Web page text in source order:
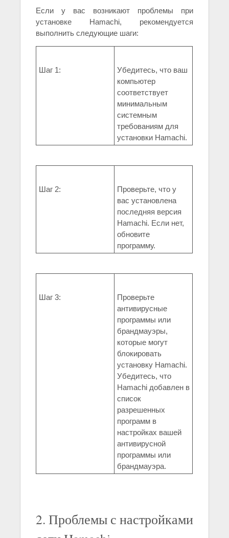
Если у вас возникают проблемы при
установке Hamachi, рекомендуется
выполнить следующие шаги:
Шаг 1:
Убедитесь, что ваш
компьютер
соответствует
минимальным
системным
требованиям для
установки Hamachi.
Шаг 2:
Проверьте, что у
вас установлена
последняя версия
Hamachi. Если нет,
обновите
программу.
Шаг 3:
Проверьте
антивирусные
программы или
брандмауэры,
которые могут
блокировать
установку Hamachi.
Убедитесь, что
Hamachi добавлен в
список
разрешенных
программ в
настройках вашей
антивирусной
программы или
брандмауэра.
2. Проблемы с настройками